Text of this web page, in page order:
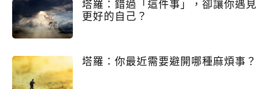
塔羅：錯過「這件事」，卻讓你遇見
更好的自己？
塔羅：你最近需要避開哪種麻煩事？